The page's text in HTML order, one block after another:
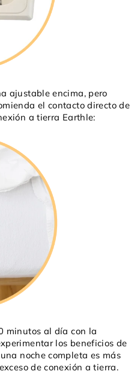
ajustable encima, pero
el contacto directo de
a tierra Earthle:
minutos al día con la
los beneficios de
noche completa es más
de conexión a tierra.